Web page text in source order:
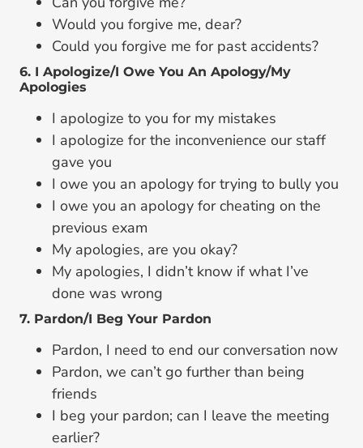
Would you forgive me, dear?
Could you forgive me for past accidents?
6. I Apologize/I Owe You An Apology/My
Apologies
I apologize to you for my mistakes
I apologize for the inconvenience our staff
gave you
I owe you an apology for trying to bully you
I owe you an apology for cheating on the
previous exam
My apologies, are you okay?
My apologies, I didn’t know if what I’ve
done was wrong
7. Pardon/I Beg Your Pardon
Pardon, I need to end our conversation now
Pardon, we can’t go further than being
friends
I beg your pardon; can I leave the meeting
earlier?